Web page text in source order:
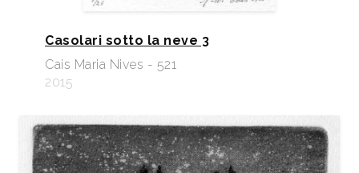
Casolari sotto la neve 3
Cais Maria Nives - 521
2015